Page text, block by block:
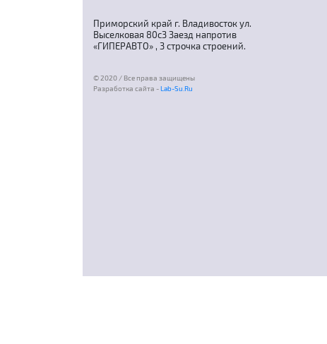
Приморский край г. Владивосток ул.
Выселковая 80с3 Заезд напротив
«ГИПЕРАВТО» , 3 строчка строений.
© 2020 / Все права защищены
Разработка сайта -Lab-Su.Ru